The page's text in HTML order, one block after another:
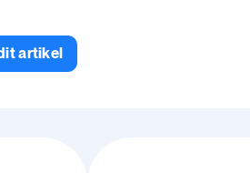
artikel